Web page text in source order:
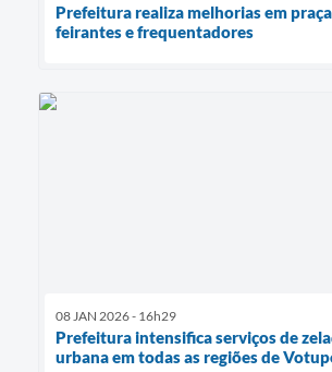
Prefeitura realiza melhorias em
feirantes e frequentadores
08 JAN 2026 - 16h29
Prefeitura intensifica serviços de
urbana em todas as regiões de